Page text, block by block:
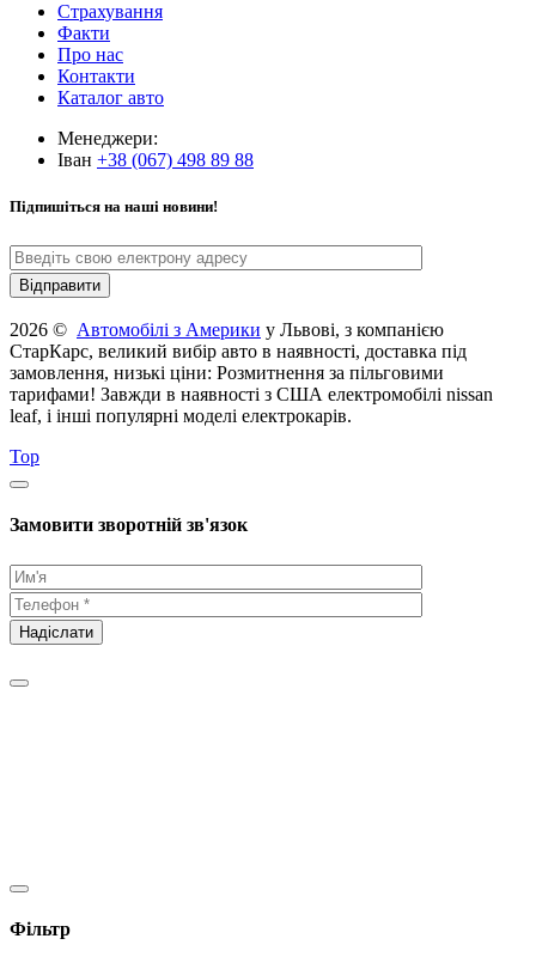
Страхування
Факти
Про нас
Контакти
Каталог авто
Менеджери:
Іван +38 (067) 498 89 88
Підпишіться на наші новини!
2026 © Автомобілі з Америки у Львові, з компанією
СтарКарс, великий вибір авто в наявності, доставка під
замовлення, низькі ціни: Розмитнення за пільговими
тарифами! Завжди в наявності з США електромобілі nissan
leaf, і інші популярні моделі електрокарів.
Top
Замовити зворотній зв'язок
Фільтр